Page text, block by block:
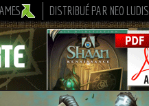
DISTRIBUÉ PAR NEO LUDIS